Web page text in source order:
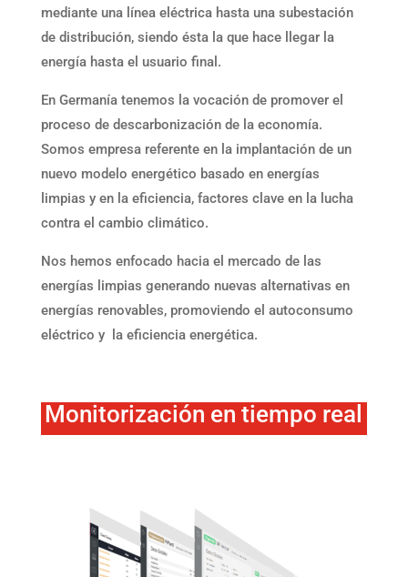
mediante una línea eléctrica hasta una subestación
de distribución, siendo ésta la que hace llegar la
energía hasta el usuario final.
En Germanía tenemos la vocación de promover el
proceso de descarbonización de la economía.
Somos empresa referente en la implantación de un
nuevo modelo energético basado en energías
limpias y en la eficiencia, factores clave en la lucha
contra el cambio climático.
Nos hemos enfocado hacia el mercado de las
energías limpias generando nuevas alternativas en
energías renovables, promoviendo el autoconsumo
eléctrico y la eficiencia energética.
Monitorización en tiempo real